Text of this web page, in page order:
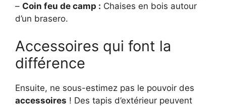
– Coin feu de camp : Chaises en bois autour
d’un brasero.
Accessoires qui font la
différence
Ensuite, ne sous-estimez pas le pouvoir des
accessoires ! Des tapis d’extérieur peuvent